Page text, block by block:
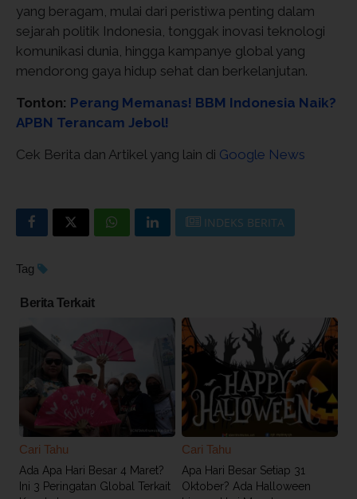
yang beragam, mulai dari peristiwa penting dalam
sejarah politik Indonesia, tonggak inovasi teknologi
komunikasi dunia, hingga kampanye global yang
mendorong gaya hidup sehat dan berkelanjutan.
Tonton: Perang Memanas! BBM Indonesia Naik?
APBN Terancam Jebol!
Cek Berita dan Artikel yang lain di Google News
INDEKS BERITA
Tag
Berita Terkait
Cari Tahu
Ada Apa Hari Besar 4 Maret?
Ini 3 Peringatan Global Terkait
Cari Tahu
Apa Hari Besar Setiap 31
Oktober? Ada Halloween